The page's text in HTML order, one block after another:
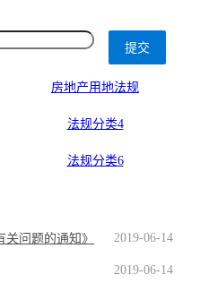
提交
房地产用地法规
法规分类4
法规分类6
关问题的通知》 2019-06-14
2019-06-14